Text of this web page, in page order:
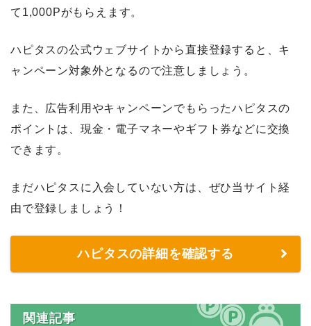
て1,000Pがもらえます。
ハピタスの公式ウェブサイトから直接登録すると、キ
ャンペーン対象外となるので注意しましょう。
また、広告利用やキャンペーンでもらったハピタスの
ポイントは、現金・電子マネーやギフト券などに交換
できます。
まだハピタスに入会していない方は、ぜひ当サイト経
由で登録しましょう！
ハピタスの詳細を確認する
関連記事